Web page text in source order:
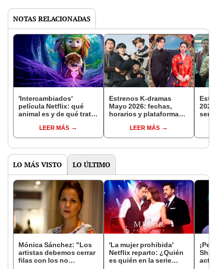
NOTAS RELACIONADAS
'Intercambiados'
película Netflix: qué
animal es y de qué trata
LEER MÁS
Estrenos K-dramas
Mayo 2026: fechas,
horarios y plataformas
nuevos doramas este
mes
LEER MÁS
LO MÁS VISTO LO ÚLTIMO
Mónica Sánchez: "Los
artistas debemos cerrar
filas con los no
'La mujer prohibida'
Netflix reparto: ¿Quién
es quién en la serie